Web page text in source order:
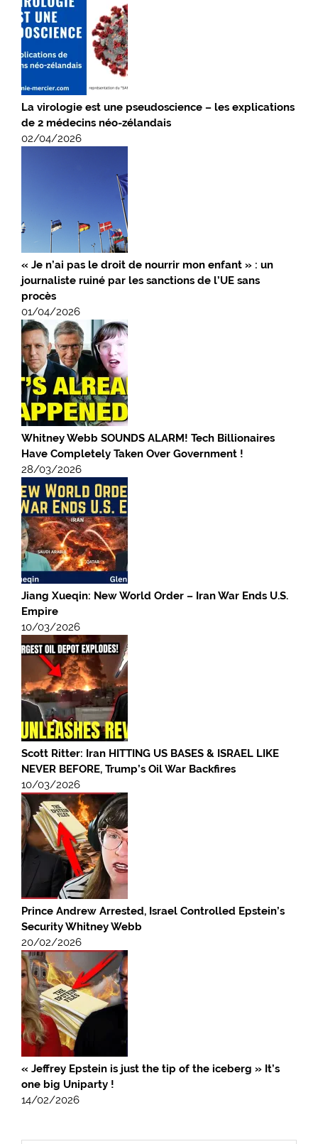
La virologie est une pseudoscience – les explications
de 2 médecins néo-zélandais
02/04/2026
« Je n’ai pas le droit de nourrir mon enfant » : un
journaliste ruiné par les sanctions de l’UE sans
procès
01/04/2026
Whitney Webb SOUNDS ALARM! Tech Billionaires
Have Completely Taken Over Government !
28/03/2026
Jiang Xueqin: New World Order – Iran War Ends U.S.
Empire
10/03/2026
Scott Ritter: Iran HITTING US BASES & ISRAEL LIKE
NEVER BEFORE, Trump’s Oil War Backfires
10/03/2026
Prince Andrew Arrested, Israel Controlled Epstein’s
Security Whitney Webb
20/02/2026
« Jeffrey Epstein is just the tip of the iceberg » It’s
one big Uniparty !
14/02/2026